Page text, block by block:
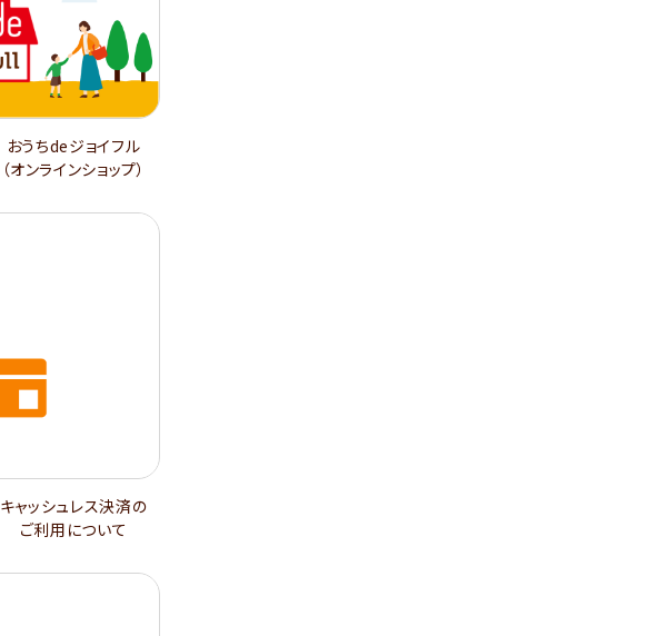
おうちdeジョイフル
（オンラインショップ）
キャッシュレス決済の
ご利用について